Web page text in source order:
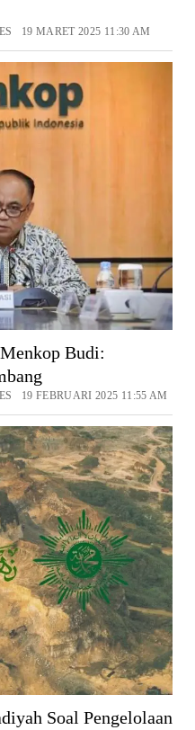
19 MARET 2025 11:30 AM
Budi:
19 FEBRUARI 2025 11:55 AM
Soal Pengelolaan